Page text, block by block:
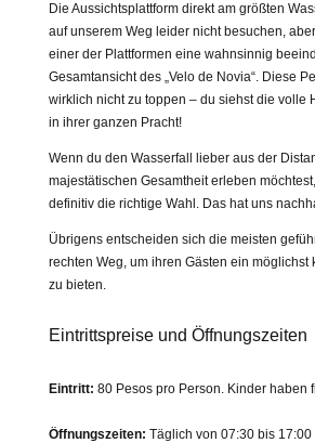
Die Aussichtsplattform direkt am größten
auf unserem Weg leider nicht besuchen,
einer der Plattformen eine wahnsinnig
Gesamtansicht des „Velo de Novia“. Diese
wirklich nicht zu toppen – du siehst die volle
in ihrer ganzen Pracht!
Wenn du den Wasserfall lieber aus der
majestätischen Gesamtheit erleben
definitiv die richtige Wahl. Das hat uns
Übrigens entscheiden sich die meisten
rechten Weg, um ihren Gästen ein möglichst
zu bieten.
Eintrittspreise und Öffnungszeiten
Eintritt: 80 Pesos pro Person. Kinder haben
Öffnungszeiten: Täglich von 07:30 bis 17:00